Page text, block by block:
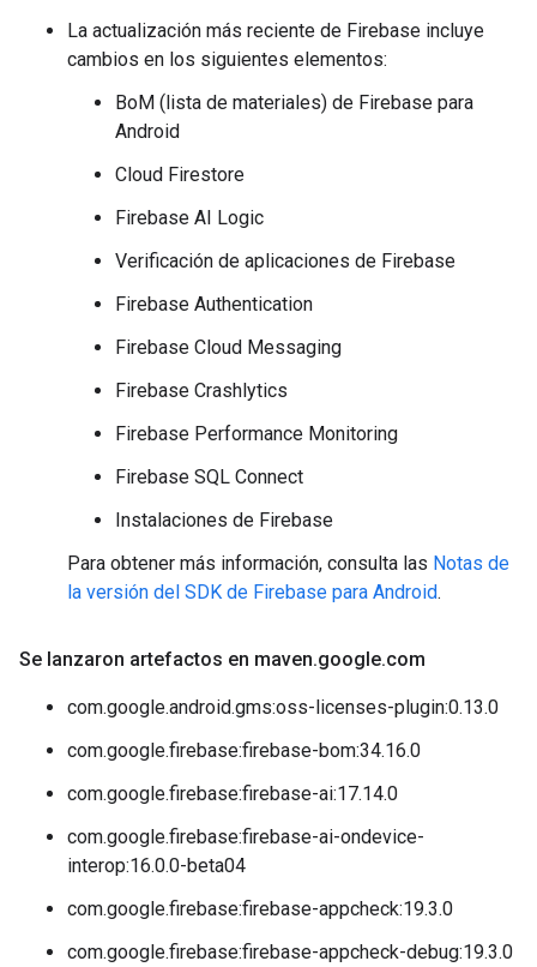
La actualización más reciente de Firebase incluye
cambios en los siguientes elementos:
BoM (lista de materiales) de Firebase para
Android
Cloud Firestore
Firebase AI Logic
Verificación de aplicaciones de Firebase
Firebase Authentication
Firebase Cloud Messaging
Firebase Crashlytics
Firebase Performance Monitoring
Firebase SQL Connect
Instalaciones de Firebase
Para obtener más información, consulta las Notas de
la versión del SDK de Firebase para Android.
Se lanzaron artefactos en maven.google.com
com.google.android.gms:oss-licenses-plugin:0.13.0
com.google.firebase:firebase-bom:34.16.0
com.google.firebase:firebase-ai:17.14.0
com.google.firebase:firebase-ai-ondevice-
interop:16.0.0-beta04
com.google.firebase:firebase-appcheck:19.3.0
com.google.firebase:firebase-appcheck-debug:19.3.0